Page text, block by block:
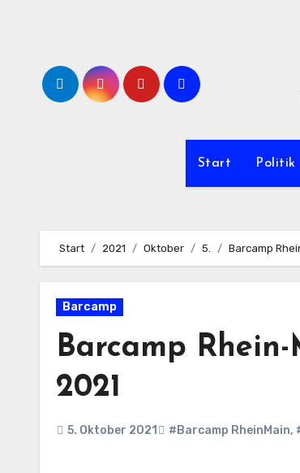
Start Politik
Start 2021 Oktober 5. Barcamp
Barcamp
Barcamp
2021
5. Oktober 2021 #Barcamp RheinMain,